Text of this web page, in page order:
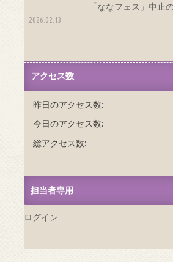
「ななフェス」中止
2026.02.13
アクセス数
昨日のアクセス数:
今日のアクセス数:
総アクセス数:
担当者専用
ログイン